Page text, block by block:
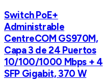
Switch PoE+
Administrable
CentreCOM GS970M,
Capa 3 de 24 Puertos
10/100/1000 Mbps + 4
SFP Gigabit, 370 W